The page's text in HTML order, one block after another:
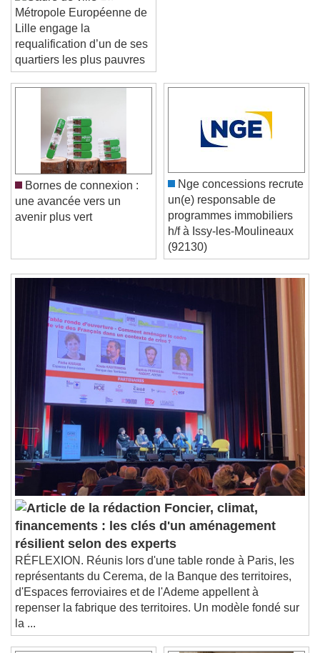
Video Player is loading.
Play Video
Play
Skip Backward
Unmute
Current Time0:00
/
Duration
Seek to live, currently behind liveLIVE
Remaining Time-0:00
1x
Playback Rate
Chapters
Chapters
Descriptions
descriptions off, selected
Subtitles
subtitles settings, opens subtitles
settings dialog
subtitles off, selected
Audio Track
Picture-in-Picture
Fullscreen
This is a modal window.
Beginning of dialog window. Escape will cancel
and close the window.
Text
Color Opacity
Text Background
La
Métropole Européenne de
Lille engage la
requalification d’un de ses
quartiers les plus pauvres
Bornes de connexion :
une avancée vers un
Nge concessions recrute
un(e) responsable de
programmes immobiliers
h/f à Issy-les-Moulineaux
(92130)
Foncier, climat,
financements : les clés d'un aménagement
résilient selon des experts
RÉFLEXION. Réunis lors d'une table ronde à Paris, les
représentants du Cerema, de la Banque des territoires,
d'Espaces ferroviaires et de l'Ademe appellent à
repenser la fabrique des territoires. Un modèle fondé sur
la ...